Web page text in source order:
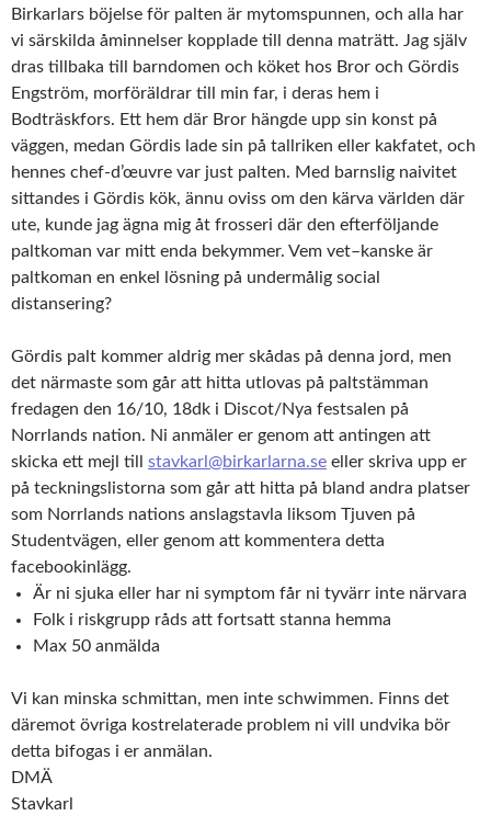
Birkarlars böjelse för palten är mytomspunnen, och alla har
vi särskilda åminnelser kopplade till denna maträtt. Jag själv
dras tillbaka till barndomen och köket hos Bror och Gördis
Engström, morföräldrar till min far, i deras hem i
Bodträskfors. Ett hem där Bror hängde upp sin konst på
väggen, medan Gördis lade sin på tallriken eller kakfatet, och
hennes chef-d’œuvre var just palten. Med barnslig naivitet
sittandes i Gördis kök, ännu oviss om den kärva världen där
ute, kunde jag ägna mig åt frosseri där den efterföljande
paltkoman var mitt enda bekymmer. Vem vet–kanske är
paltkoman en enkel lösning på undermålig social
distansering?
Gördis palt kommer aldrig mer skådas på denna jord, men
det närmaste som går att hitta utlovas på paltstämman
fredagen den 16/10, 18dk i Discot/Nya festsalen på
Norrlands nation. Ni anmäler er genom att antingen att
skicka ett mejl till stavkarl@birkarlarna.se eller skriva upp er
på teckningslistorna som går att hitta på bland andra platser
som Norrlands nations anslagstavla liksom Tjuven på
Studentvägen, eller genom att kommentera detta
facebookinlägg.
Är ni sjuka eller har ni symptom får ni tyvärr inte närvara
Folk i riskgrupp råds att fortsatt stanna hemma
Max 50 anmälda
Vi kan minska schmittan, men inte schwimmen. Finns det
däremot övriga kostrelaterade problem ni vill undvika bör
detta bifogas i er anmälan.
DMÄ
Stavkarl